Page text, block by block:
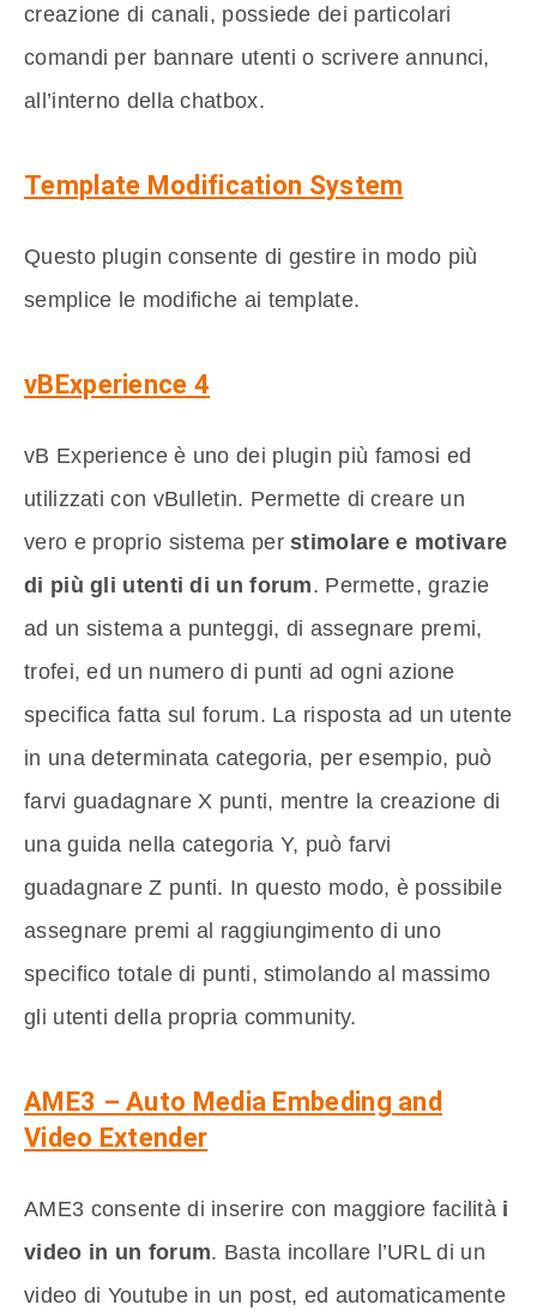
creazione di canali, possiede dei particolari
comandi per bannare utenti o scrivere annunci,
all’interno della chatbox.
Template Modification System
Questo plugin consente di gestire in modo più
semplice le modifiche ai template.
vBExperience 4
vB Experience è uno dei plugin più famosi ed
utilizzati con vBulletin. Permette di creare un
vero e proprio sistema perstimolare e motivare
di più gli utenti di un forum. Permette, grazie
ad un sistema a punteggi, di assegnare premi,
trofei, ed un numero di punti ad ogni azione
specifica fatta sul forum. La risposta ad un utente
in una determinata categoria, per esempio, può
farvi guadagnare X punti, mentre la creazione di
una guida nella categoria Y, può farvi
guadagnare Z punti. In questo modo, è possibile
assegnare premi al raggiungimento di uno
specifico totale di punti, stimolando al massimo
gli utenti della propria community.
AME3 – Auto Media Embeding and
Video Extender
AME3 consente di inserire con maggiore facilità i
video in un forum. Basta incollare l’URL di un
video di Youtube in un post, ed automaticamente